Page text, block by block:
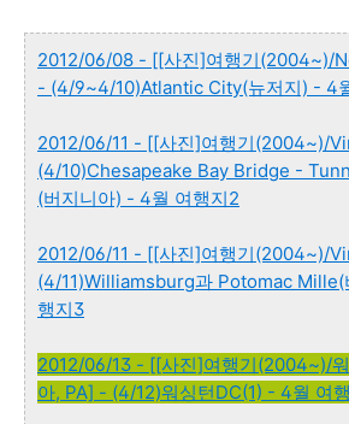
2012/06/08 - [[사진]여행기(2004~)/
- (4/9~4/10)Atlantic City(뉴저지) - 4
2012/06/11 - [[사진]여행기(2004~)/
(4/10)Chesapeake Bay Bridge -
(버지니아) - 4월 여행지2
2012/06/11 - [[사진]여행기(2004~)/
(4/11)Williamsburg과 Potomac Mille(
행지3
2012/06/13 - [[사진]여행기(2004~)/
아, PA] - (4/12)워싱턴DC(1) - 4월 여